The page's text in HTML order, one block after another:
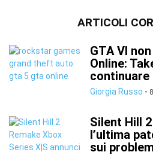
ARTICOLI
GTA VI
Online:
continuare
Giorgia Russo -
Silent Hill
l’ultima
sui